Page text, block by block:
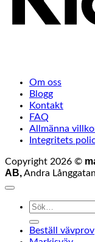
Om oss
Blogg
Kontakt
FAQ
Allmänna
Integritets
Copyright 2026 ©
AB,Andra
Sök
Beställ vävprov